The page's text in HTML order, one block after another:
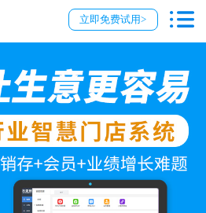
立即免费试用>